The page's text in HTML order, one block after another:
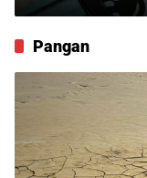
Pangan